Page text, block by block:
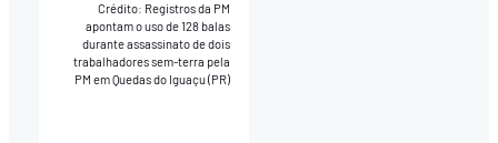
Crédito: Registros da PM
apontam o uso de 128 balas
durante assassinato de dois
trabalhadores sem-terra pela
PM em Quedas do Iguaçu (PR)